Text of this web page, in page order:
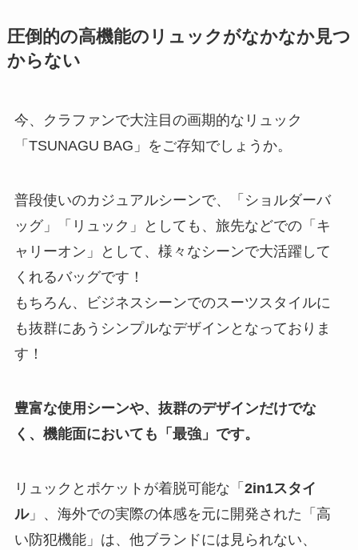
圧倒的の高機能のリュックがなかなか見つ
からない
今、クラファンで大注目の画期的なリュック
「TSUNAGU BAG」をご存知でしょうか。
普段使いのカジュアルシーンで、「ショルダーバ
ッグ」「リュック」としても、旅先などでの「キ
ャリーオン」として、様々なシーンで大活躍して
くれるバッグです！
もちろん、ビジネスシーンでのスーツスタイルに
も抜群にあうシンプルなデザインとなっておりま
す！
豊富な使用シーンや、抜群のデザインだけでな
く、機能面においても「最強」です。
リュックとポケットが着脱可能な「 2in1スタイ
ル」、海外での実際の体感を元に開発された「高
い防犯機能」は、他ブランドには見られない、